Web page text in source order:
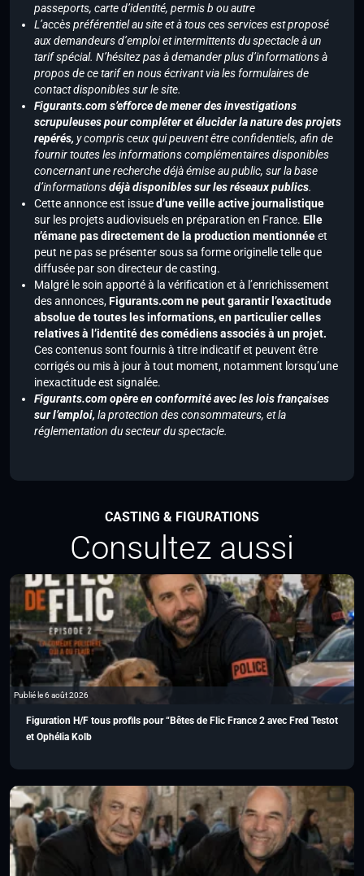
passeports, carte d’identité, permis b ou autre
L’accès préférentiel au site et à tous ces services est proposé
aux demandeurs d’emploi et intermittents du spectacle à un
tarif spécial. N’hésitez pas à demander plus d’informations à
propos de ce tarif en nous écrivant via les formulaires de
contact disponibles sur le site.
Figurants.com s’efforce de mener des investigations
scrupuleuses pour compléter et élucider la nature des projets
repérés, y compris ceux qui peuvent être confidentiels, afin de
fournir toutes les informations complémentaires disponibles
concernant une recherche déjà émise au public, sur la base
d’informationsdéjà disponibles sur les réseaux publics.
Cette annonce est issued’une veille active journalistique
sur les projets audiovisuels en préparation en France. Elle
n’émane pas directement de la production mentionnéeet
peut ne pas se présenter sous sa forme originelle telle que
diffusée par son directeur de casting.
Malgré le soin apporté à la vérification et à l’enrichissement
des annonces,Figurants.com ne peut garantir l’exactitude
absolue de toutes les informations, en particulier celles
relatives à l’identité des comédiens associés à un projet.
Ces contenus sont fournis à titre indicatif et peuvent être
corrigés ou mis à jour à tout moment, notamment lorsqu’une
inexactitude est signalée.
Figurants.com opère en conformité avec les lois françaises
sur l’emploi, la protection des consommateurs, et la
réglementation du secteur du spectacle.
CASTING & FIGURATIONS
Consultez aussi
Publié le 6 août 2026
Figuration H/F tous profils pour “Bêtes de Flic France 2 avec Fred Testot
et Ophélia Kolb